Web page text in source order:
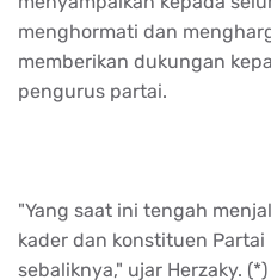
menghormati dan
memberikan dukungan
pengurus partai.
"Yang saat ini tengah
kader dan konstituen
sebaliknya," ujar Herzaky. (*)